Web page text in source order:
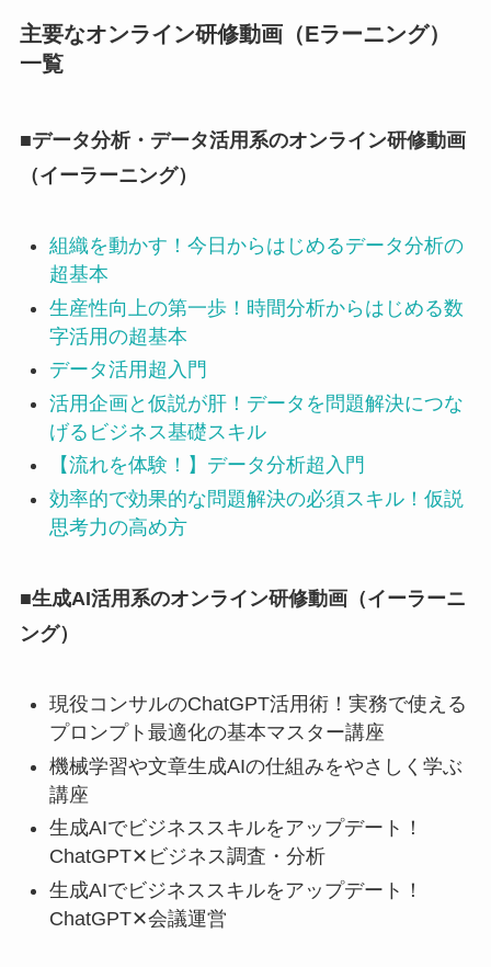
主要なオンライン研修動画（Eラーニング）
一覧
■データ分析・データ活用系のオンライン研修動画
（イーラーニング）
組織を動かす！今日からはじめるデータ分析の
超基本
生産性向上の第一歩！時間分析からはじめる数
字活用の超基本
データ活用超入門
活用企画と仮説が肝！データを問題解決につな
げるビジネス基礎スキル
【流れを体験！】データ分析超入門
効率的で効果的な問題解決の必須スキル！仮説
思考力の高め方
■生成AI活用系のオンライン研修動画（イーラーニ
ング）
現役コンサルのChatGPT活用術！実務で使える
プロンプト最適化の基本マスター講座
機械学習や文章生成AIの仕組みをやさしく学ぶ
講座
生成AIでビジネススキルをアップデート！
ChatGPT✕ビジネス調査・分析
生成AIでビジネススキルをアップデート！
ChatGPT✕会議運営